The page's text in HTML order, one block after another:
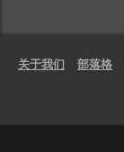
关于我们 部落格